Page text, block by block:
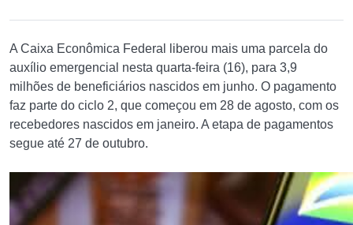
A Caixa Econômica Federal liberou mais uma parcela do
auxílio emergencial nesta quarta-feira (16), para 3,9
milhões de beneficiários nascidos em junho. O pagamento
faz parte do ciclo 2, que começou em 28 de agosto, com os
recebedores nascidos em janeiro. A etapa de pagamentos
segue até 27 de outubro.